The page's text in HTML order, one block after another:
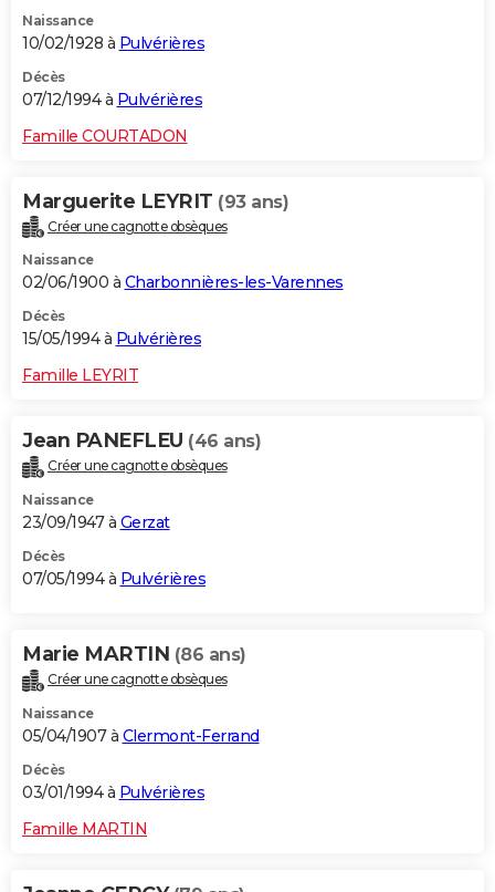
Naissance
10/02/1928 à Pulvérières
Décès
07/12/1994 à Pulvérières
Famille COURTADON
Marguerite LEYRIT (93 ans)
Créer une cagnotte obsèques
Naissance
02/06/1900 à Charbonnières-les-Varennes
Décès
15/05/1994 à Pulvérières
Famille LEYRIT
Jean PANEFLEU (46 ans)
Créer une cagnotte obsèques
Naissance
23/09/1947 à Gerzat
Décès
07/05/1994 à Pulvérières
Marie MARTIN (86 ans)
Créer une cagnotte obsèques
Naissance
05/04/1907 à Clermont-Ferrand
Décès
03/01/1994 à Pulvérières
Famille MARTIN